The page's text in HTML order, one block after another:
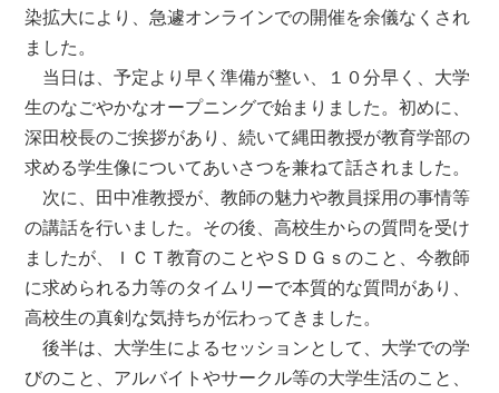
染拡大により、急遽オンラインでの開催を余儀なくされ
ました。
当日は、予定より早く準備が整い、１０分早く、大学
生のなごやかなオープニングで始まりました。初めに、
深田校長のご挨拶があり、続いて縄田教授が教育学部の
求める学生像についてあいさつを兼ねて話されました。
次に、田中准教授が、教師の魅力や教員採用の事情等
の講話を行いました。その後、高校生からの質問を受け
ましたが、ＩＣＴ教育のことやＳＤＧｓのこと、今教師
に求められる力等のタイムリーで本質的な質問があり、
高校生の真剣な気持ちが伝わってきました。
後半は、大学生によるセッションとして、大学での学
びのこと、アルバイトやサークル等の大学生活のこと、